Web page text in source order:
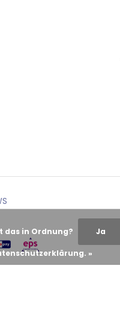
das in Ordnung? Ja
»